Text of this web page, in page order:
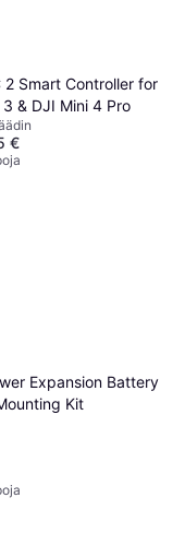
2 Smart Controller for
3 & DJI Mini 4 Pro
€
Expansion Battery
Kit